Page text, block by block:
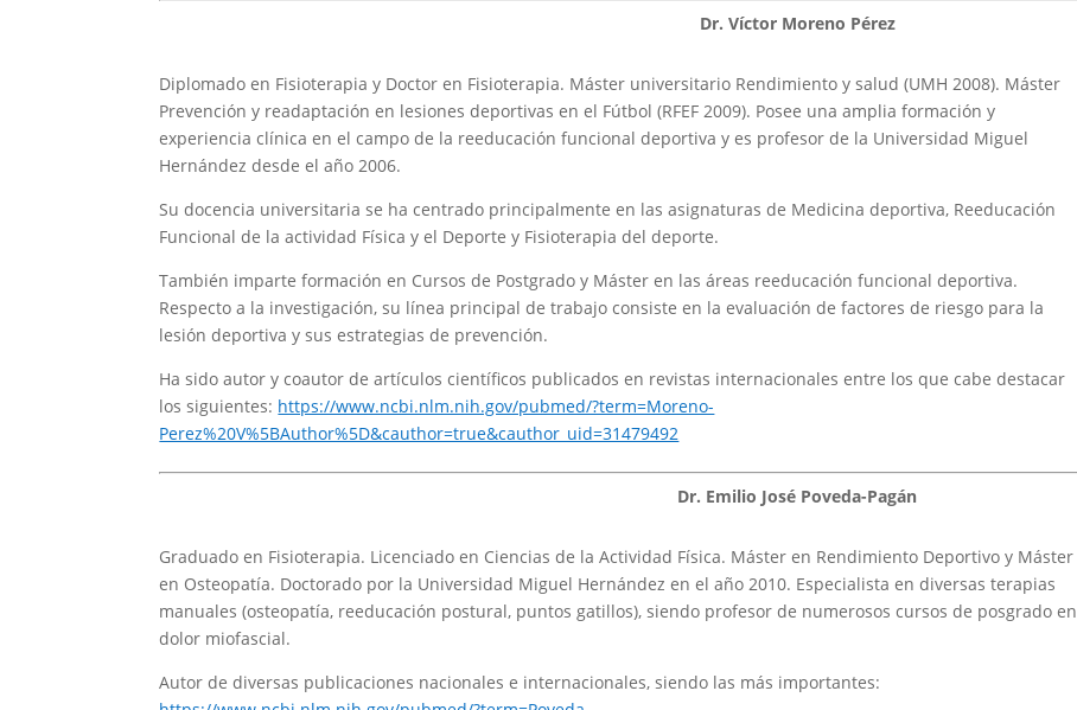
Dr. Víctor Moreno Pérez
Diplomado en Fisioterapia y Doctor en Fisioterapia. Máster universitario Rendimiento y salud (UMH 2008). Máster
Prevención y readaptación en lesiones deportivas en el Fútbol (RFEF 2009). Posee una amplia formación y
experiencia clínica en el campo de la reeducación funcional deportiva y es profesor de la Universidad Miguel
Hernández desde el año 2006.
Su docencia universitaria se ha centrado principalmente en las asignaturas de Medicina deportiva, Reeducación
Funcional de la actividad Física y el Deporte y Fisioterapia del deporte.
También imparte formación en Cursos de Postgrado y Máster en las áreas reeducación funcional deportiva.
Respecto a la investigación, su línea principal de trabajo consiste en la evaluación de factores de riesgo para la
lesión deportiva y sus estrategias de prevención.
Ha sido autor y coautor de artículos científicos publicados en revistas internacionales entre los que cabe destacar
los siguientes: https://www.ncbi.nlm.nih.gov/pubmed/?term=Moreno-
Perez%20V%5BAuthor%5D&cauthor=true&cauthor_uid=31479492
Dr. Emilio José Poveda-Pagán
Graduado en Fisioterapia. Licenciado en Ciencias de la Actividad Física. Máster en Rendimiento Deportivo y Máster
en Osteopatía. Doctorado por la Universidad Miguel Hernández en el año 2010. Especialista en diversas terapias
manuales (osteopatía, reeducación postural, puntos gatillos), siendo profesor de numerosos cursos de posgrado en
dolor miofascial.
Autor de diversas publicaciones nacionales e internacionales, siendo las más importantes: